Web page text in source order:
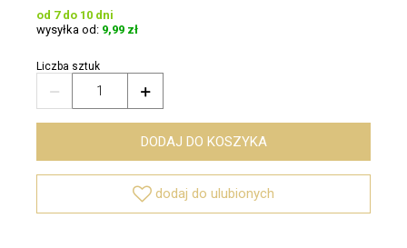
od 7 do 10 dni
wysyłka od: 9,99 zł
Liczba sztuk
 
DODAJ DO KOSZYKA
 dodaj do ulubionych